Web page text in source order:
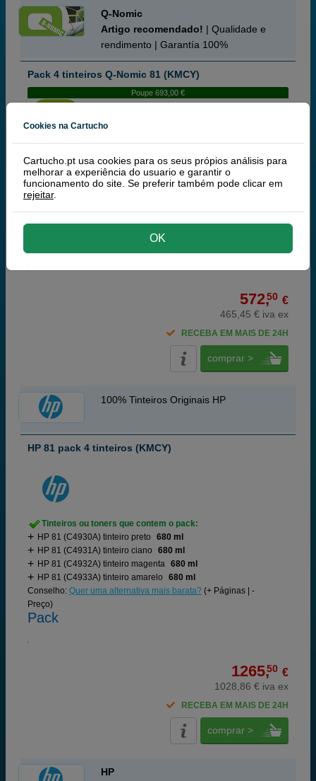
Q-Nomic
Artigo recomendado! | Qualidade e
rendimento | Garantía 100%
Pack 4 tinteiros Q-Nomic 81 (KMCY)
Poupe 693,00 €
Q-nomic 81 (C4930A) tinteiro preto 680 ml
Q-nomic 81 (C4931A) tinteiro ciano
680 ml
Q-Nomic 81 (C4932A) tinteiro magenta
680 ml
Pack
572,50 €
465,45 € iva ex
RECEBA EM MAIS DE 24H
comprar >
100% Tinteiros Originais HP
HP 81 pack 4 tinteiros (KMCY)
Tinteiros ou toners que contem o pack:
HP 81 (C4930A) tinteiro preto
680 ml
HP 81 (C4931A) tinteiro ciano
680 ml
HP 81 (C4932A) tinteiro magenta 680 ml
HP 81 (C4933A) tinteiro amarelo
680 ml
Conselho: Quer uma alternativa mais barata? (+ Páginas | -
Preço)
Pack
1265,50 €
1028,86 € iva ex
RECEBA EM MAIS DE 24H
comprar >
HP
Cookies na Cartucho
Cartucho.pt usa cookies para os seus própios análisis para
melhorar a experiência do usuario e garantir o
funcionamento do site. Se preferir também pode clicar em
rejeitar.
OK